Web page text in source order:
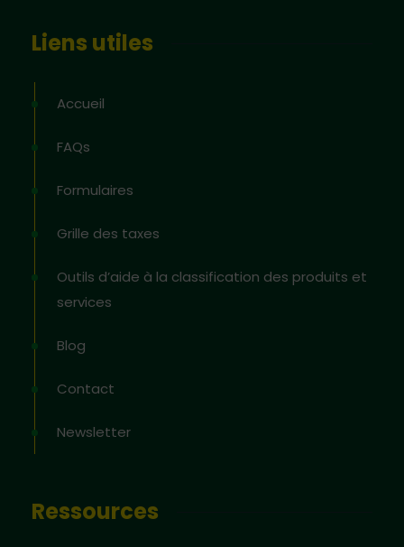
Liens utiles
Accueil
FAQs
Formulaires
Grille des taxes
Outils d’aide à la classification des produits et
services
Blog
Contact
Newsletter
Ressources